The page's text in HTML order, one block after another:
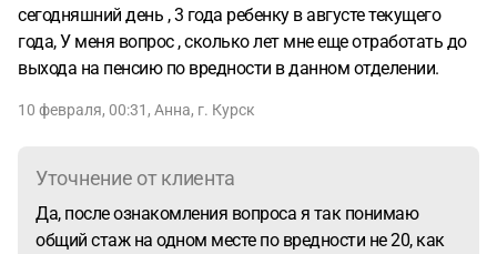
сегодняшний день , 3 года ребенку в августе текущего
года, У меня вопрос , сколько лет мне еще отработать до
выхода на пенсию по вредности в данном отделении.
10 февраля, 00:31 , Анна, г. Курск
Уточнение от клиента
Да, после ознакомления вопроса я так понимаю
общий стаж на одном месте по вредности не 20, как